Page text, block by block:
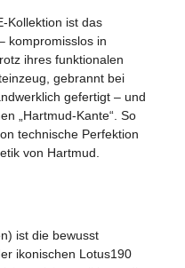
Kollektion ist das
kompromisslos in
ihres funktionalen
gebrannt bei
gefertigt – und
„Hartmud-Kante“. So
technische Perfektion
von Hartmud.
ist die bewusst
ikonischen Lotus190